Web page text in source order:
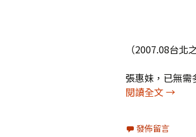
（2007.08台北
張惠妹，已無需
閱讀全文十五年
→
發佈留言